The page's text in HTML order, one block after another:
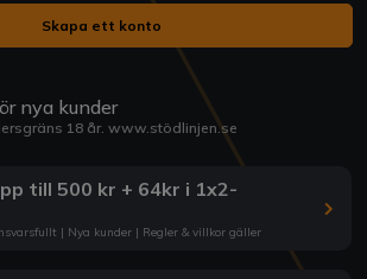
Skapa ett konto
nya kunder
18 år. www.stödlinjen.se
till 500 kr + 64kr i 1x2-
| Nya kunder | Regler & villkor gäller